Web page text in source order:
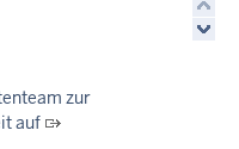
Jahrgangs 2024/2026
zur
auf